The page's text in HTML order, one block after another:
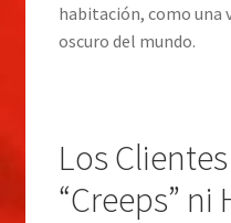
habitación, como una
oscuro del mundo.
Los
“Creeps” ni